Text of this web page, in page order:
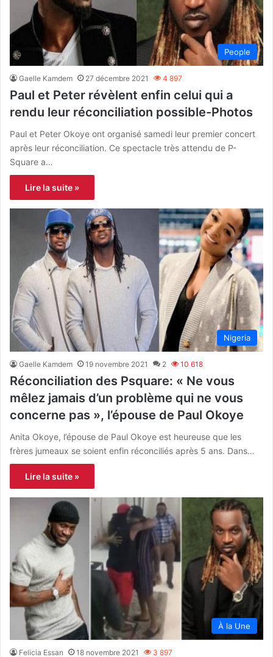
People
Gaelle Kamdem 27 décembre 2021 4 897
Paul et Peter révèlent enfin celui qui a
rendu leur réconciliation possible-Photos
Paul et Peter Okoye ont organisé samedi leur premier concert
après leur réconciliation. Ce spectacle très attendu de P-
Square a…
Lire la suite »
Nigeria
Gaelle Kamdem 19 novembre 2021 2 10 618
Réconciliation des Psquare: « Ne vous
mêlez jamais d’un problème qui ne vous
concerne pas », l’épouse de Paul Okoye
Anita Okoye, l’épouse de Paul Okoye est heureuse que les
frères jumeaux se soient enfin réconciliés après 5 ans. Dans…
Lire la suite »
À la Une
Felicia Essan 18 novembre 2021 3 897